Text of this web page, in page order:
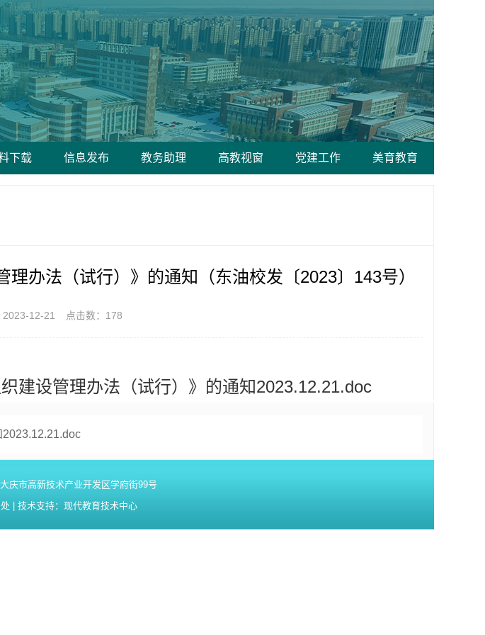
下载 信息发布 教务助理 高教视窗 党建工作 美育教育
办法（试行）》的通知（东油校发〔2023〕143号）
2023-12-21 点击数： 178
建设管理办法（试行）》的通知2023.12.21.doc
庆市高新技术产业开发区学府街99号
| 技术支持：现代教育技术中心